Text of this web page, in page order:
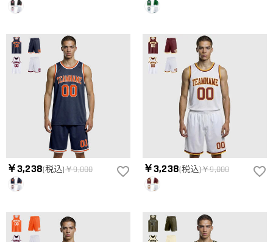
￥3,238(税込)￥9,000 ￥3,238(税込)￥9,000